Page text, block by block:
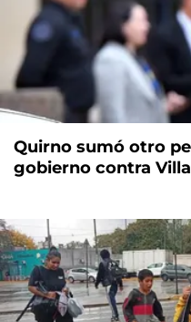
Quirno sumó otro
gobierno contra